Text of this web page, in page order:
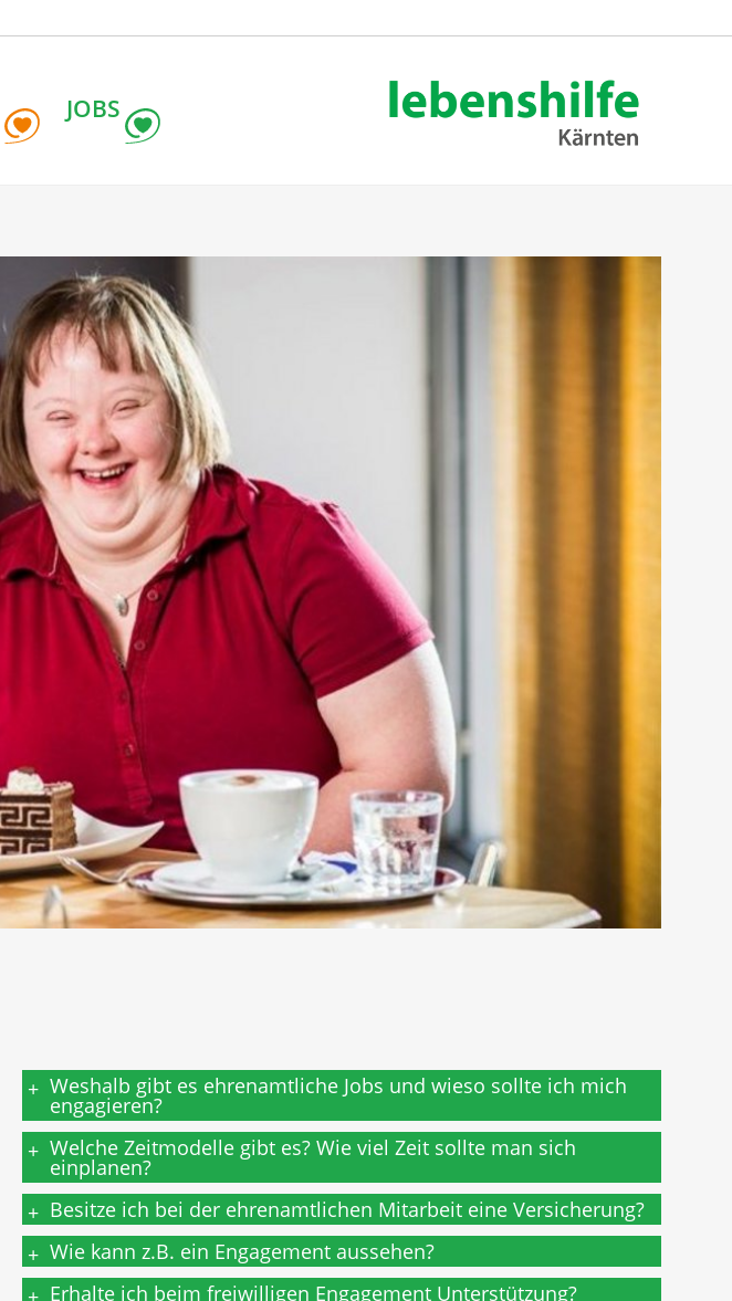
JOBS
+ Weshalb gibt es ehrenamtliche Jobs und wieso sollte ich mich
engagieren?
+ Welche Zeitmodelle gibt es? Wie viel Zeit sollte man sich
einplanen?
+ Besitze ich bei der ehrenamtlichen Mitarbeit eine Versicherung?
+ Wie kann z.B. ein Engagement aussehen?
Erhalte ich beim freiwilligen Engagement Unterstützung?